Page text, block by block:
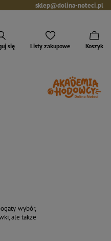
sklep@dolina-noteci.pl
się Listy zakupowe Koszyk
wybór,
ale także